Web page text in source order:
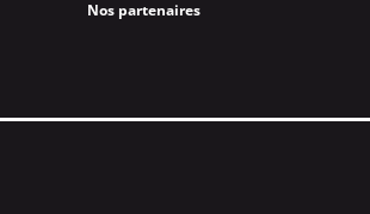
Nos partenaires